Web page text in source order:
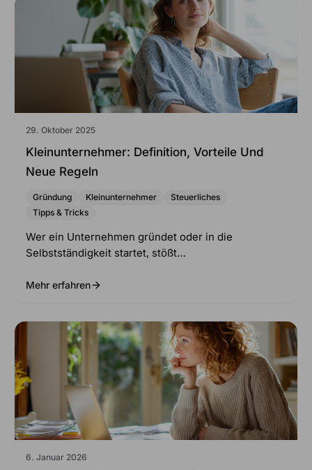
29. Oktober 2025
Kleinunternehmer: Definition, Vorteile Und
Neue Regeln
Gründung Kleinunternehmer
Steuerliches
Tipps & Tricks
Wer ein Unternehmen gründet oder in die
Selbstständigkeit startet, stößt…
Mehr erfahren
6. Januar 2026